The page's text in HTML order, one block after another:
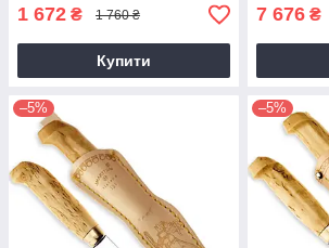
1 672 ₴ 1 760 ₴
Купити
7 676 ₴
–5% –5%